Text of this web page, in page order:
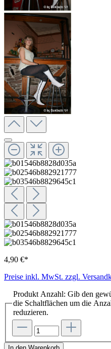
4,90 €*
Preise inkl. MwSt. zzgl.
Produkt Anzahl: Gib den
die Schaltflächen um die
reduzieren.